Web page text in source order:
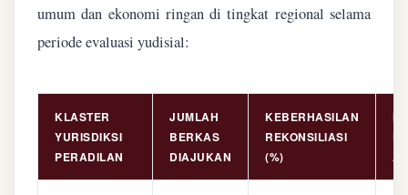
umum dan ekonomi ringan di tingkat regional selama
periode evaluasi yudisial:
KLASTER
YURISDIKSI
PERADILAN
JUMLAH
BERKAS
DIAJUKAN
KEBERHASILAN
REKONSILIASI
(%)